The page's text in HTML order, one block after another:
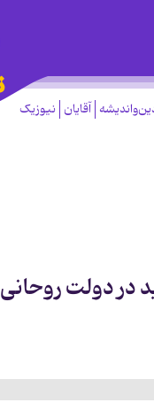
آقایان نیوزیک
در دولت روحانی